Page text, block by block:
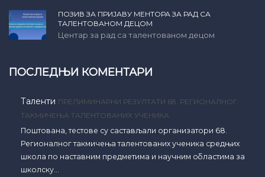
ПОЗИВ ЗА ПРИЈАВУ МЕНТОРА ЗА РАД СА
ТАЛЕНТОВАНОМ ДЕЦОМ
Центар за рад са талентованом децом
ПОСЛЕДЊИ КОМЕНТАРИ
Таленти ПРЕЛИМИНАРНИ РЕЗУЛТАТИ 68. РЕГИОНАЛНОГ
ТАКМИЧЕЊА ТАЛЕНТОВАНИХ УЧЕНИКА
Поштована, тестове су састављали организатори 68.
Регионалног такмичења талентованих ученика средњих
школа по наставним предметима и научним областима за
школску…